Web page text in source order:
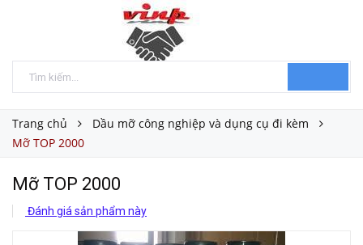
Trang chủ
Dầu mỡ công nghiệp và dụng cụ đi kèm
Mỡ TOP 2000
Mỡ TOP 2000
Đánh giá sản phẩm này